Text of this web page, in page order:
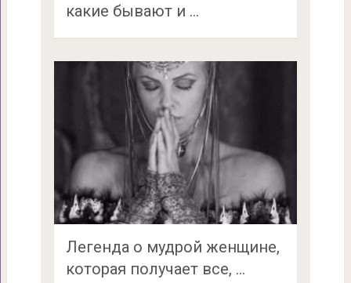
какие бывают и …
Легенда о мудрой женщине,
которая получает все, …